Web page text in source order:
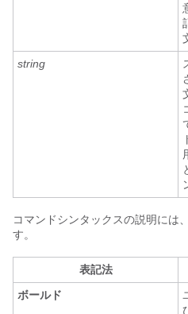
string
コマンドシンタックスの説明には
す。
表記法
ボールド